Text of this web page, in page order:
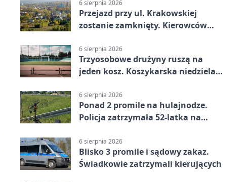
6 sierpnia 2026
Przejazd przy ul. Krakowskiej
zostanie zamknięty. Kierowców
6 sierpnia 2026
Trzyosobowe drużyny ruszą na
jeden kosz. Koszykarska niedziela
6 sierpnia 2026
Ponad 2 promile na hulajnodze.
Policja zatrzymała 52-latka na
6 sierpnia 2026
Blisko 3 promile i sądowy zakaz.
Świadkowie zatrzymali kierujących